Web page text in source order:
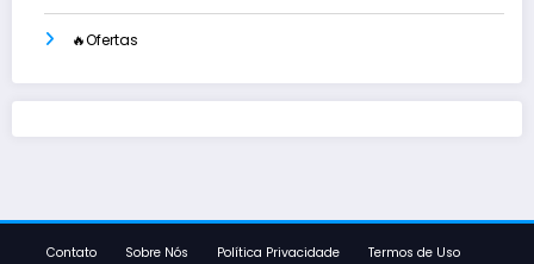
🔥Ofertas
Contato Sobre Nós Política Privacidade
Termos de Uso